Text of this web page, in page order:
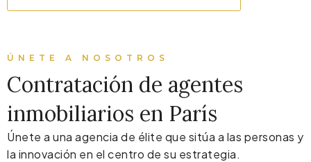
ÚNETE A NOSOTROS
Contratación de agentes
inmobiliarios en París
Únete a una agencia de élite que sitúa a las personas y
la innovación en el centro de su estrategia.